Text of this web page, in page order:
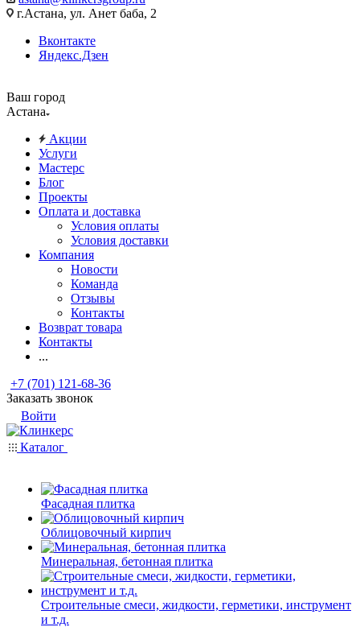
г.Астана, ул. Анет баба, 2
Вконтакте
Яндекс.Дзен
Ваш город
Астана
Акции
Услуги
Мастерс
Блог
Проекты
Оплата и доставка
Условия оплаты
Условия доставки
Компания
Новости
Команда
Отзывы
Контакты
Возврат товара
Контакты
...
+7 (701) 121-68-36
Заказать звонок
Войти
Каталог
Фасадная плитка
Облицовочный кирпич
Минеральная, бетонная плитка
Строительные смеси, жидкости, герметики, инструмент
и т.д.